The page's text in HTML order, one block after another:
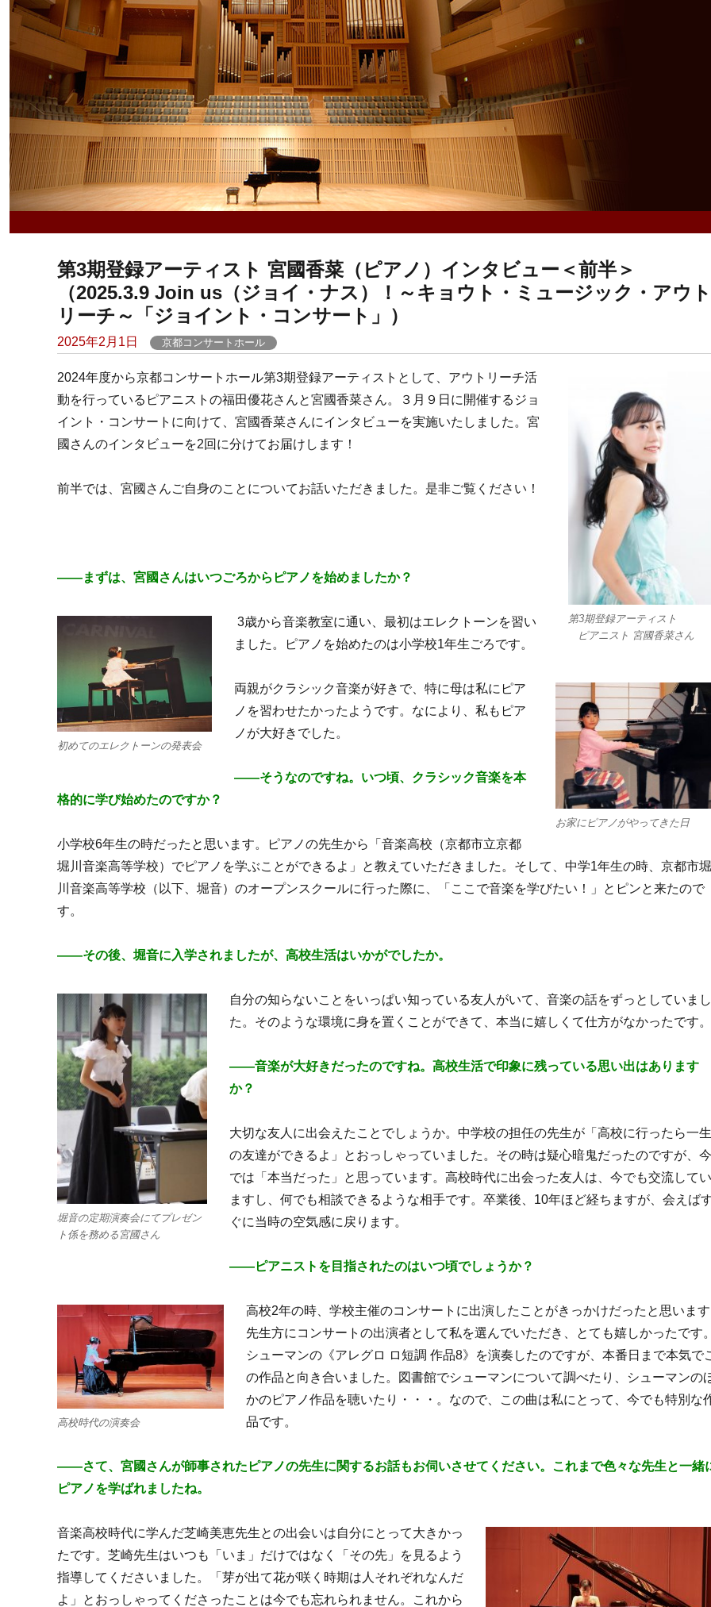
第3期登録アーティスト 宮國香菜（ピアノ）インタビュー＜前半＞
（2025.3.9 Join us（ジョイ・ナス）！～キョウト・ミュージック・アウト
リーチ～「ジョイント・コンサート」）
Posted
2025年2月1日 京都コンサートホール
第3期登録アーティス
ピアニスト 宮國香菜さん
2024年度から京都コンサートホール第3期登録アーティストとして、アウトリーチ活
動を行っているピアニストの福田優花さんと宮國香菜さん。３月９日に開催するジョ
イント・コンサートに向けて、宮國香菜さんにインタビューを実施いたしました。宮
國さんのインタビューを2回に分けてお届けします！
前半では、宮國さんご自身のことについてお話いただきました。是非ご覧くださ い！
――まずは、宮國さんはいつごろからピアノを始めましたか？
初めてのエレクトーンの発表会
3歳から音楽教室に通い、最初はエレクトーンを習い
ました。ピアノ を始めたのは小学校1年生ごろです。
お家にピアノがやってきた日
両親がクラシック音楽が好きで、特に母は私にピア
ノを習わせたかったようです。なにより、私もピア
ノが大好きでした。
――そうなのですね。 いつ頃、クラシック音楽を本
格的に学び始めたのですか？
小学校6年生の時だったと思い ます。 ピアノの先生から「音楽高校（京都市立京都
堀川音楽高等学校）でピアノを学ぶことができるよ」と教えていただきました。そして、中学1年生の時、京都市堀
川音楽高等学校（以下、堀音）のオープンスクールに行った際に、「ここで音楽を学びたい！」とピンと来たので
す。
――その後、堀音に入学されましたが、高校生活はいかがでしたか。
堀音の定期演奏会にてプレゼン
ト係を務める宮國さん
自分の知らないことをいっぱい知っている友人 がいて、音楽の話をずっとしていまし
た。そのような環境に身を置く ことができて、本当に嬉しくて仕方がなかったです。
――音楽が大好きだったのですね。 高校生活で印象に残っている思い出はあります
か？
大切な友人に出会えたことでしょうか。中学校の担任の先生が「高校に行ったら一生
の友達ができるよ」とおっしゃっていました。その時は疑心暗鬼だったのですが、今
では「本当だった」と思っています。 高校時代に出会った友人は、今でも交流してい
ますし、何でも相談できるような相手です。卒業後、10年ほど経ちますが、会えば
ぐに当時の空気感に戻ります。
――ピアニストを目指されたのはいつ頃でしょうか？
高校時代の演奏会
高校2年の時、学校主催のコンサートに出演したことがきっかけだったと 思います
先生方にコンサートの出演者として私を選んでいただき、とても嬉しかったです。
シューマンの《アレグロ ロ短調 作品8》を演奏したのですが、本番日まで本気で
の作品と向き合いました。図書館でシューマンについて調べたり、シューマンの
かのピアノ作品を聴いたり・・・。なので、この曲は私にとって、今でも特別な
品です。
――さて、宮國さんが師事されたピアノの先生に関するお話もお伺いさせてください。これまで色々な先生と一緒
ピアノを学ばれましたね。
音楽高校時代に学んだ芝崎美恵先生との出会いは自分にとって大きかっ
たです。芝崎先生はいつも「いま」だけではなく「その先」を見るよう
指導してくださいました。「芽が出て花が咲く時期は人それぞれなんだ
よ」とおっしゃってくださったことは今でも忘れられません。これから